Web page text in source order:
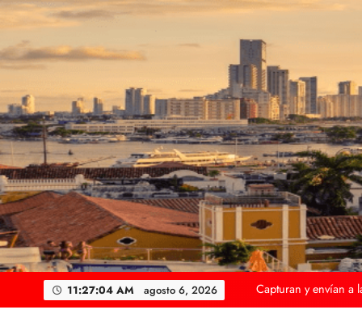
Saltar
contenido
11:27:06 AM agosto 6, 2026
Cae el alcalde de
Hospital
Megaoperativo en
Capturan y envían a